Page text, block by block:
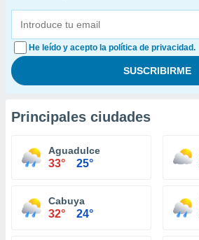
He leído y acepto la política de privacidad.
Principales ciudades
Aguadulce
33° 25°
Cabuya
32° 24°